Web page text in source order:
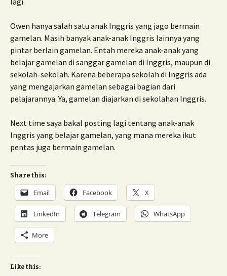
Owen hanya salah satu anak Inggris yang jago bermain
gamelan. Masih banyak anak-anak Inggris lainnya yang
pintar berlain gamelan. Entah mereka anak-anak yang
belajar gamelan di sanggar gamelan di Inggris, maupun di
sekolah-sekolah. Karena beberapa sekolah di Inggris ada
yang mengajarkan gamelan sebagai bagian dari
pelajarannya. Ya, gamelan diajarkan di sekolahan Inggris.
Next time saya bakal posting lagi tentang anak-anak
Inggris yang belajar gamelan, yang mana mereka ikut
pentas juga bermain gamelan.
Share this:
Email Facebook X
LinkedIn Telegram WhatsApp
More
Like this: